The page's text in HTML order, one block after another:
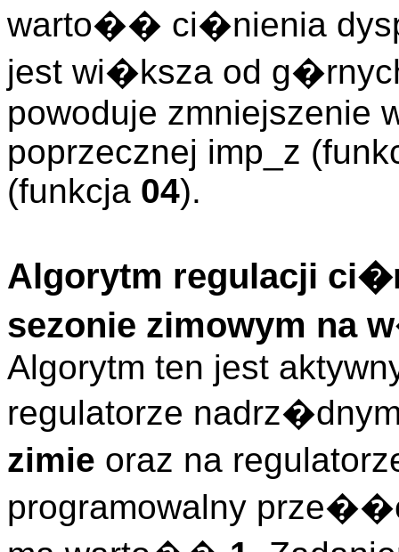
warto�� ci�nienia
jest wi�ksza od
powoduje zmniejszenie
poprzecznej imp_z
(funkcja 04).
Algorytm regulacji
sezonie zimowym na
Algorytm ten jest
regulatorze
zimie oraz na
programowalny